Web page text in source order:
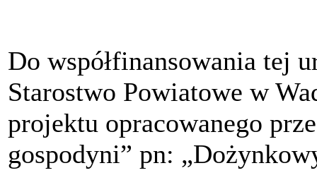
Do współfinansowania tej
Starostwo Powiatowe w
projektu opracowanego
gospodyni” pn: